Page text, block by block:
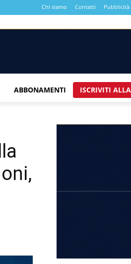
Chi siamo Contatti Pubblicità
ABBONAMENTI ISCRIVITI